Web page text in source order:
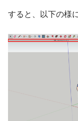
すると、以下の様